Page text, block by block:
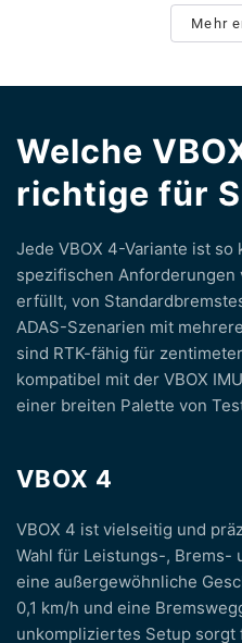
Mehr
Welche
richtige für
Jede VBOX 4-Variante ist
spezifischen
erfüllt, von
ADAS-Szenarien mit
sind RTK-fähig für
kompatibel mit der VBOX
einer breiten Palette von
VBOX 4
VBOX 4 ist vielseitig und
Wahl für Leistungs-, Brems-
eine außergewöhnliche
0,1 km/h und eine
unkompliziertes Setup sorgt